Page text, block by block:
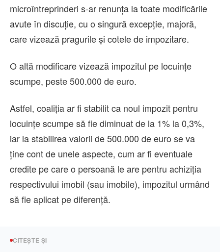
microîntreprinderi s-ar renunța la toate modificările
avute în discuție, cu o singură excepție, majoră,
care vizează pragurile și cotele de impozitare.
O altă modificare vizează impozitul pe locuințe
scumpe, peste 500.000 de euro.
Astfel, coaliția ar fi stabilit ca noul impozit pentru
locuințe scumpe să fie diminuat de la 1% la 0,3%,
iar la stabilirea valorii de 500.000 de euro se va
ține cont de unele aspecte, cum ar fi eventuale
credite pe care o persoană le are pentru achiziția
respectivului imobil (sau imobile), impozitul urmând
să fie aplicat pe diferență.
CITEȘTE ȘI